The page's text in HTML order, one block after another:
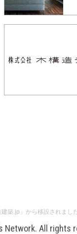
築.jp」から移設されまし
Network. All rights